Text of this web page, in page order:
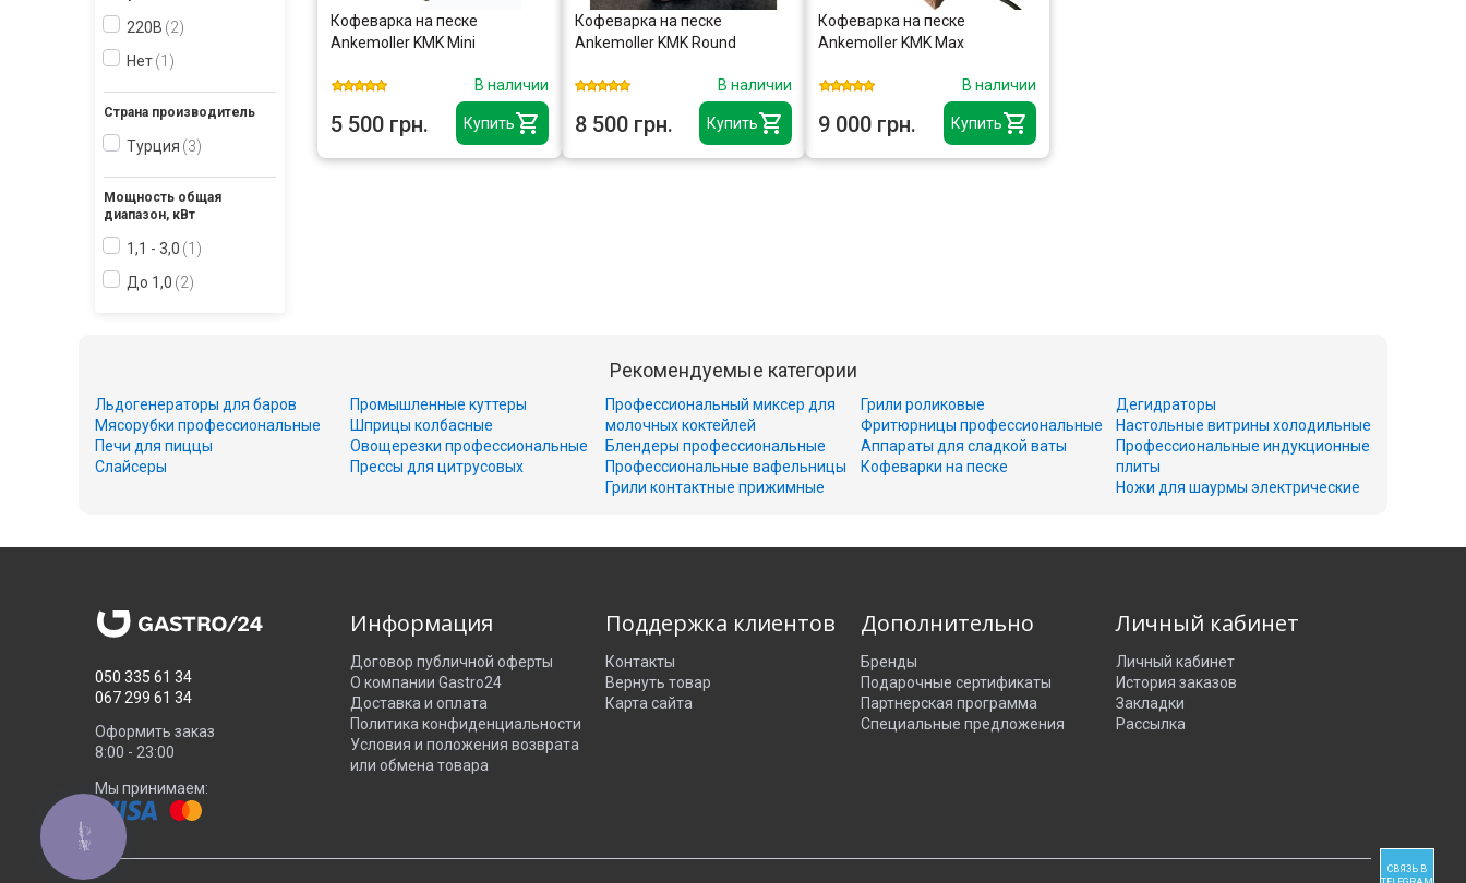
220В 2
Нет 1
Страна производитель
Турция 3
Мощность общая
диапазон, кВт
1,1 - 3,0 1
До 1,0 2
Купить
Кофеварка на песке
Ankemoller KMK Mini
В наличии
5 500 грн. Купить
Кофеварка на песке
Ankemoller KMK Round
В наличии
8 500 грн. Купить
Кофеварка на песке
Ankemoller KMK Max
В наличии
9 000 грн.
Рекомендуемые категории
Льдогенераторы для баров
Мясорубки профессиональные
Печи для пиццы
Слайсеры
Промышленные куттеры
Шприцы колбасные
Овощерезки профессиональные
Прессы для цитрусовых
Профессиональный миксер для
молочных коктейлей
Блендеры профессиональные
Профессиональные вафельницы
Грили контактные прижимные
Грили роликовые
Фритюрницы профессиональные
Аппараты для сладкой ваты
Кофеварки на песке
Дегидраторы
Настольные витрины холодильные
Профессиональные индукционные
плиты
Ножи для шаурмы электрические
050 335 61 34
067 299 61 34
Оформить заказ
8:00 - 23:00
Мы принимаем:
Информация
Договор публичной оферты
О компании Gastro24
Доставка и оплата
Политика конфиденциальности
Условия и положения возврата
или обмена товара
Поддержка клиентов
Контакты
Вернуть товар
Карта сайта
Дополнительно
Бренды
Подарочные сертификаты
Партнерская программа
Специальные предложения
Личный кабинет
Личный кабинет
История заказов
Закладки
Рассылка
СВЯЗЬ В
КНОПКА
ЗВ'ЯЗКУ